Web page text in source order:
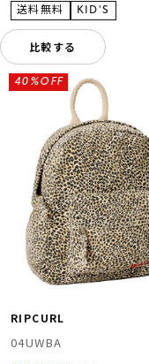
比較する
RIPCURL
04UWBA
40%OFF